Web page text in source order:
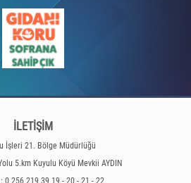
İLETİŞİM
İşleri 21. Bölge Müdürlüğü
5.km Kuyulu Köyü Mevkii AYDIN